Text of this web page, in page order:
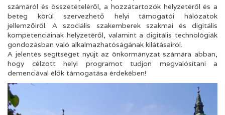
számáról és összetételéről, a hozzátartozók helyzetéről és a
beteg körül szervezhető helyi támogatói hálózatok
jellemzőiről. A szociális szakemberek szakmai és digitális
kompetenciáinak helyzetéről, valamint a digitális technológiák
gondozásban való alkalmazhatóságának kilátásairól.
A jelentés segítséget nyújt az önkormányzat számára abban,
hogy célzott helyi programot tudjon megvalósítani a
demenciával élők támogatása érdekében!